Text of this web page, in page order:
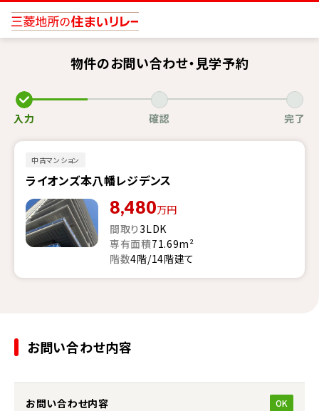
物件のお問い合わせ・見学予約
入力 確認 完了
中古マンション
ライオンズ本八幡レジデンス
8,480万円
間取り3LDK
専有面積71.69m²
階数4階/14階建て
お問い合わせ内容
お問い合わせ内容 OK